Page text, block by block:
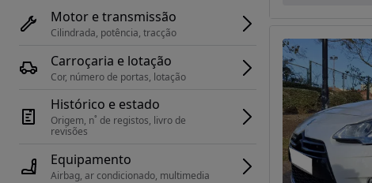
Motor e transmissão
Cilindrada, potência, tracção
Carroçaria e lotação
Cor, número de portas, lotação
Histórico e estado
Origem, n˚ de registos, livro de
revisões
Equipamento
Airbag, ar condicionado, multimedia